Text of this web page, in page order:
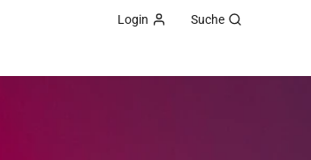
Login Suche